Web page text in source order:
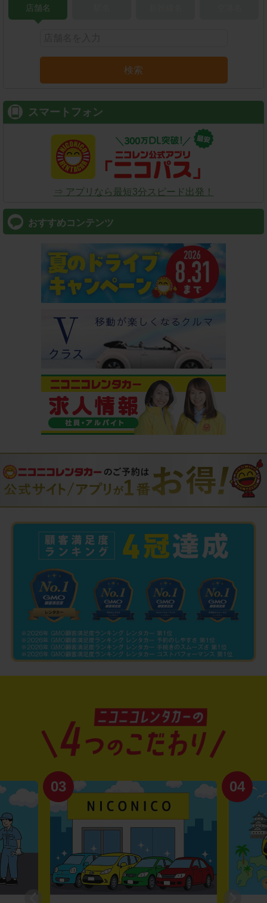
店舗名
検索
スマートフォン
⇒ アプリなら最短3分スピード出発！
おすすめコンテンツ
03 04